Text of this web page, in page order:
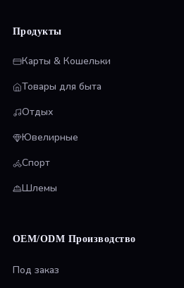
Продукты
Карты & Кошельки
Товары для быта
Отдых
Ювелирные
Спорт
Шлемы
OEM/ODM Производство
Под заказ